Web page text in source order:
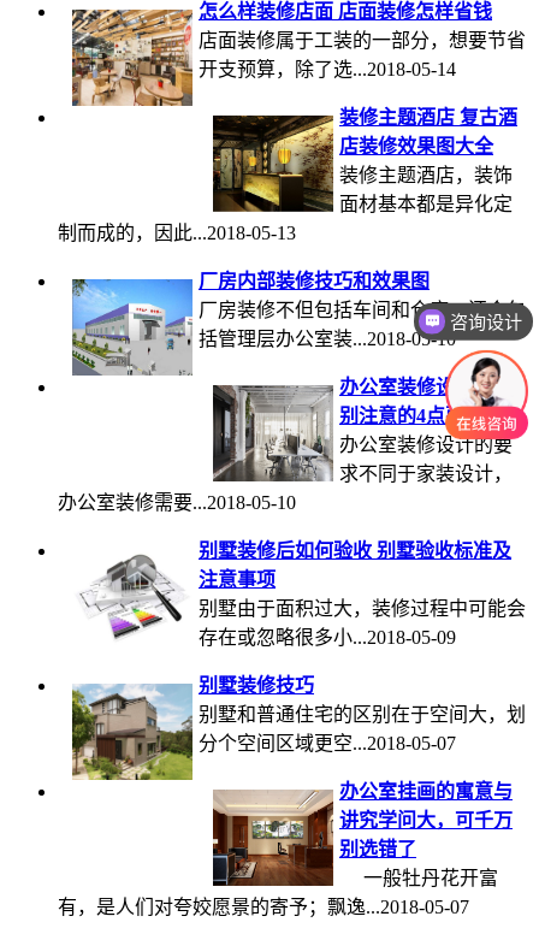
怎么样装修店面 店面装修怎样省钱
店面装修属于工装的一部分，想要节省
开支预算，除了选...2018-05-14
装修主题酒店 复古酒
店装修效果图大全
装修主题酒店，装饰
面材基本都是异化定
制而成的，因此...2018-05-13
厂房内部装修技巧和效果图
厂房装修不但包括车间和仓库，还会包
括管理层办公室装...2018-05-10
办公室装修设计应特
别注意的4点要求
办公室装修设计的要
求不同于家装设计，
办公室装修需要...2018-05-10
别墅装修后如何验收 别墅验收标准及
注意事项
别墅由于面积过大，装修过程中可能会
存在或忽略很多小...2018-05-09
别墅装修技巧
别墅和普通住宅的区别在于空间大，划
分个空间区域更空...2018-05-07
办公室挂画的寓意与
讲究学问大，可千万
别选错了
一般牡丹花开富
有，是人们对夸姣愿景的寄予；飘逸...2018-05-07
咨询设计